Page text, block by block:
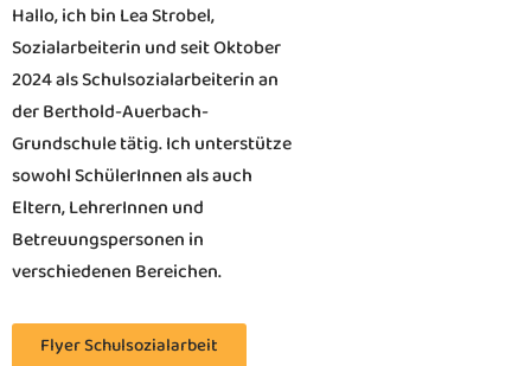
Hallo, ich bin Lea Strobel,
Sozialarbeiterin und seit Oktober
2024 als Schulsozialarbeiterin an
der Berthold-Auerbach-
Grundschule tätig. Ich unterstütze
sowohl SchülerInnen als auch
Eltern, LehrerInnen und
Betreuungspersonen in
verschiedenen Bereichen.
Flyer Schulsozialarbeit